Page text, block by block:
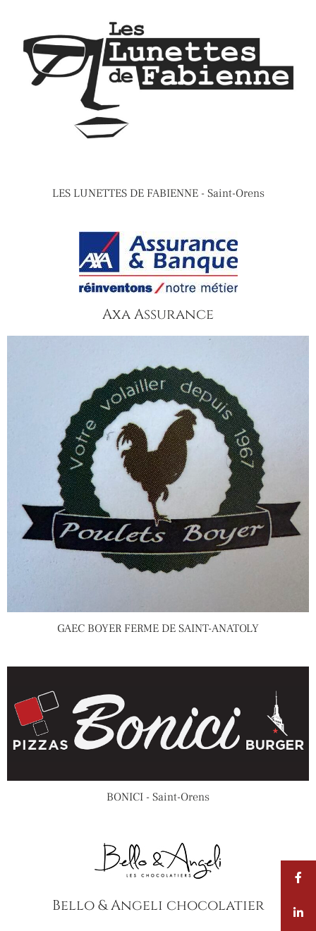
LES LUNETTES DE FABIENNE - Saint-Orens
Axa Assurance
GAEC BOYER FERME DE SAINT-ANATOLY
BONICI - Saint-Orens
Bello & Angeli chocolatier